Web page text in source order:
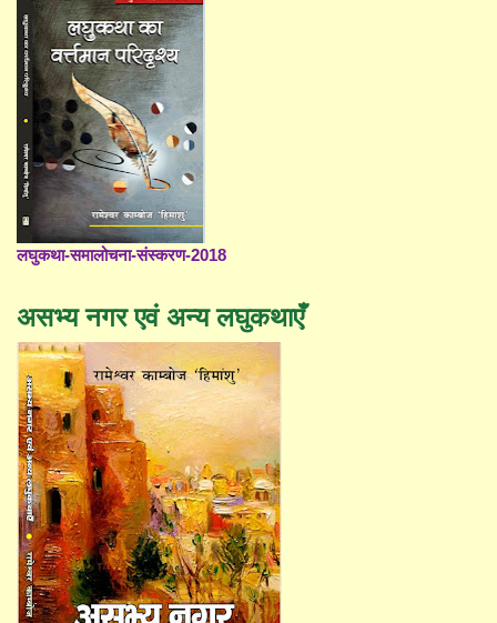
लघुकथा-समालोचना-संस्करण-2018
असभ्य नगर एवं अन्य लघुकथाएँ